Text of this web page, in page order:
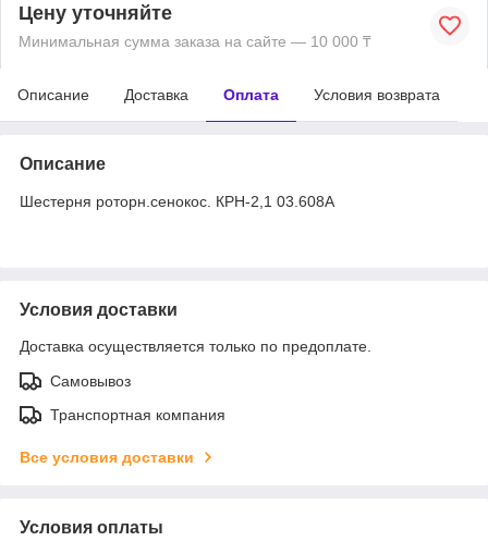
Цену уточняйте
Минимальная сумма заказа на сайте — 10 000 ₸
Описание Доставка Оплата Условия возврата
Описание
Шестерня роторн.сенокос. КРН-2,1 03.608А
Условия доставки
Доставка осуществляется только по предоплате.
Самовывоз
Транспортная компания
Все условия доставки
Условия оплаты